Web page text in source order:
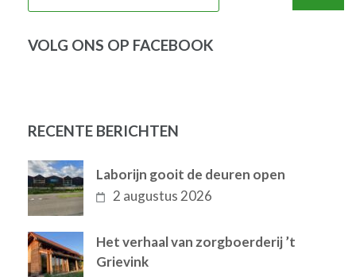
VOLG ONS OP FACEBOOK
RECENTE BERICHTEN
Laborijn gooit de deuren open
2 augustus 2026
Het verhaal van zorgboerderij ’t
Grievink